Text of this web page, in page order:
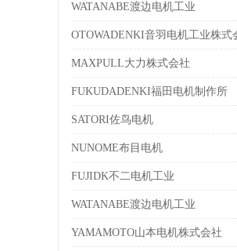
WATANABE渡边电机工业
OTOWADENKI音羽电机工业株式
MAXPULL大力株式会社
FUKUDADENKI福田电机制作所
SATORI佐鸟电机
NUNOME布目电机
FUJIDK不二电机工业
WATANABE渡边电机工业
YAMAMOTO山本电机株式会社